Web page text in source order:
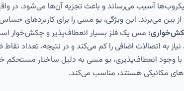
می‌برند. این ویژگی، یو مسی را برای کاربردهای
مس یک فلز بسیار انعطاف‌پذیر و چکش‌خوار
به اتصالات اضافی را کم می‌کند و در نتیجه، تعداد
با وجود انعطاف‌پذیری، یو مسی به دلیل ساختار مستحکم
مکانیکی هستند، مناسب می‌کند.